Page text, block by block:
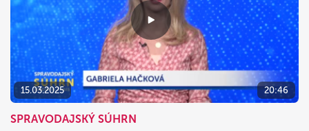
15.03.2025 20:46
SPRAVODAJSKÝ SÚHRN